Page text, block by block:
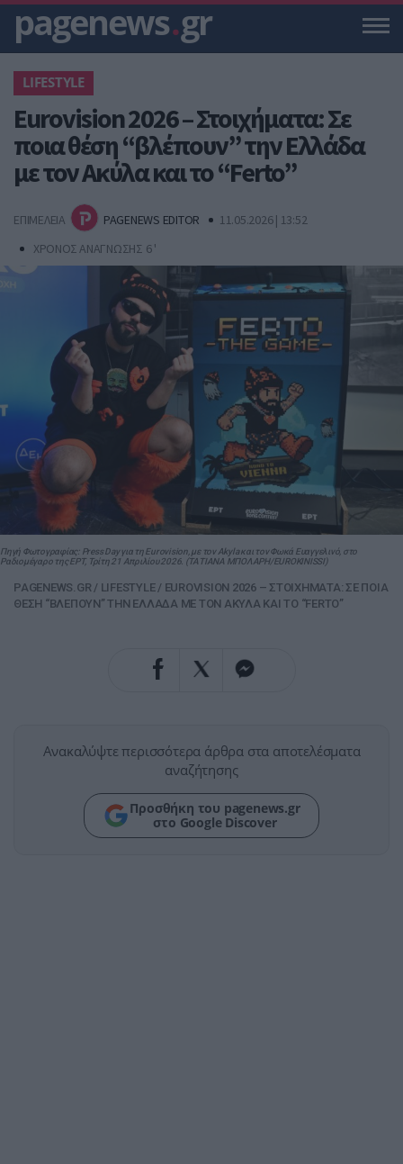
pagenews.gr
LIFESTYLE
Eurovision 2026 – Στοιχήματα: Σε
ποια θέση “βλέπουν” την Ελλάδα
με τον Ακύλα και το “Ferto”
ΕΠΙΜΕΛΕΙΑ PAGENEWS EDITOR
11.05.2026 | 13:52
ΧΡΟΝΟΣ ΑΝΑΓΝΩΣΗΣ 6 '
Πηγή Φωτογραφίας: Press Day για τη Eurovision, με τον Akyla και τον Φωκά Ευαγγελινό, στο
Ραδιομέγαρο της ΕΡΤ, Τρίτη 21 Απριλίου 2026. (ΤΑΤΙΑΝΑ ΜΠΟΛΑΡΗ/EUROKINISSI)
PAGENEWS.GR / LIFESTYLE/ EUROVISION 2026 – ΣΤΟΙΧΗΜΑΤΑ: ΣΕ ΠΟΙΑ
ΘΕΣΗ “ΒΛΕΠΟΥΝ” ΤΗΝ ΕΛΛΑΔΑ ΜΕ ΤΟΝ ΑΚΥΛΑ ΚΑΙ ΤΟ “FERTO”
Ανακαλύψτε περισσότερα άρθρα στα αποτελέσματα
αναζήτησης
Προσθήκη του pagenews.gr
στο Google Discover